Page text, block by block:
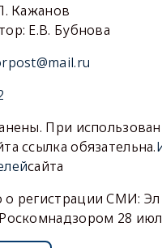
Кажанов
Е.В. Бубнова
При
ссылка обязательна.
сайта
о регистрации СМИ:
28